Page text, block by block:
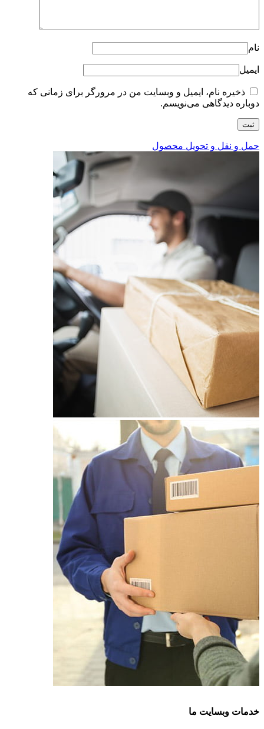
نام
ایمیل
ذخیره نام، ایمیل و وبسایت من در مرورگر برای زمانی که
دوباره دیدگاهی می‌نویسم.
حمل و نقل و تحویل محصول
خدمات وبسایت ما